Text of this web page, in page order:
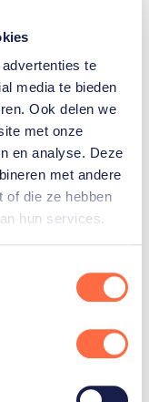
te
media te bieden
Ook delen we
met onze
en analyse. Deze
met andere
of die ze hebben
hun services.
op een
35 jaar oud,